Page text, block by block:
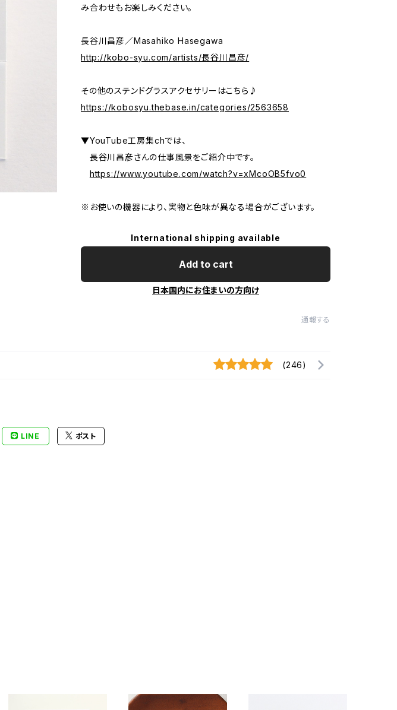
み合わせもお楽しみください。
長谷川昌彦／Masahiko Hasegawa
http://kobo-syu.com/artists/長谷川昌彦/
その他のステンドグラスアクセサリーはこちら♪
https://kobosyu.thebase.in/categories/2563658
▼YouTube工房集chでは、
長谷川昌彦さんの仕事風景をご紹介中です。
https://www.youtube.com/watch?v=xMcoOB5fvo0
※お使いの機器により、実物と色味が異なる場合がございます。
International shipping available
Add to cart
日本国内にお住まいの方向け
通報する
(246)
LINE ポスト